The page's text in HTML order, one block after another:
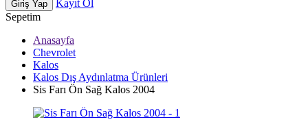
Giriş Yap
Kayıt Ol
Sepetim
Anasayfa
Chevrolet
Kalos
Kalos Dış Aydınlatma Ürünleri
Sis Farı Ön Sağ Kalos 2004